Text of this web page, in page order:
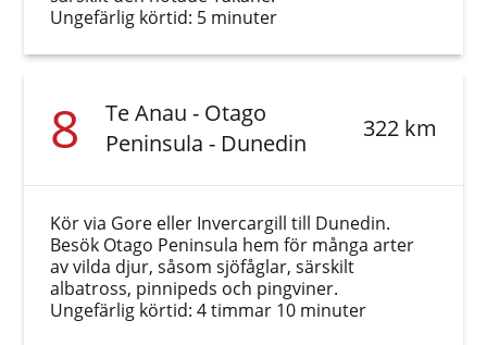
Ungefärlig körtid: 5 minuter
8
Te Anau - Otago
Peninsula - Dunedin
322 km
Kör via Gore eller Invercargill till Dunedin.
Besök Otago Peninsula hem för många arter
av vilda djur, såsom sjöfåglar, särskilt
albatross, pinnipeds och pingviner.
Ungefärlig körtid: 4 timmar 10 minuter